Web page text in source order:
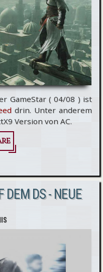
GameStar ( 04/08 ) ist
drin. Unter anderem
Version von AC.
DEM DS - NEUE